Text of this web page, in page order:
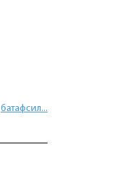
батафсил...